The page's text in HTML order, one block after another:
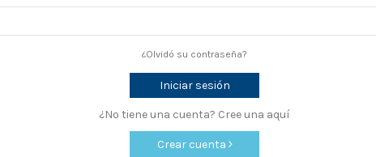
¿Olvidó su contraseña?
Iniciar sesión
¿No tiene una cuenta? Cree una aquí
Crear cuenta